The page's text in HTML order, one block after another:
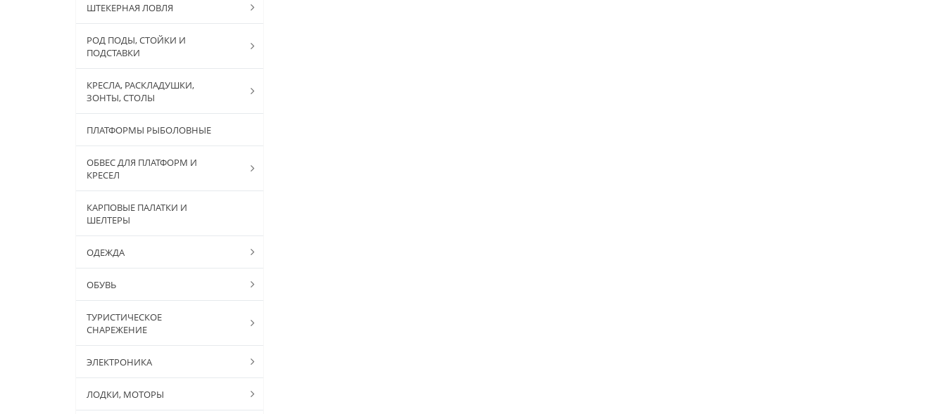
ШТЕКЕРНАЯ ЛОВЛЯ
РОД ПОДЫ, СТОЙКИ И
ПОДСТАВКИ
КРЕСЛА, РАСКЛАДУШКИ,
ЗОНТЫ, СТОЛЫ
ПЛАТФОРМЫ РЫБОЛОВНЫЕ
ОБВЕС ДЛЯ ПЛАТФОРМ И
КРЕСЕЛ
КАРПОВЫЕ ПАЛАТКИ И
ШЕЛТЕРЫ
ОДЕЖДА
ОБУВЬ
ТУРИСТИЧЕСКОЕ
СНАРЕЖЕНИЕ
ЭЛЕКТРОНИКА
ЛОДКИ, МОТОРЫ